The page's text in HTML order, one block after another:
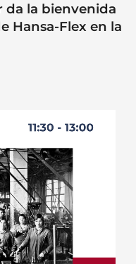
da la bienvenida
Hansa-Flex en la